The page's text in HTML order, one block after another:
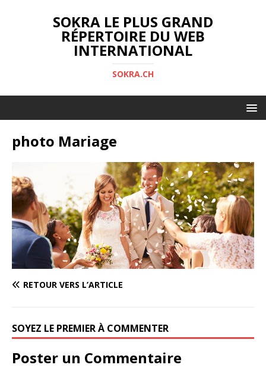
SOKRA LE PLUS GRAND
RÉPERTOIRE DU WEB
INTERNATIONAL
SOKRA.CH
photo Mariage
RETOUR VERS L’ARTICLE
SOYEZ LE PREMIER À COMMENTER
Poster un Commentaire